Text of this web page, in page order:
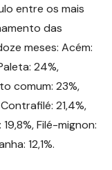
entre os mais
das
meses: Acém:
24%,
comum: 23%,
21,4%,
Filé-mignon:
12,1%.